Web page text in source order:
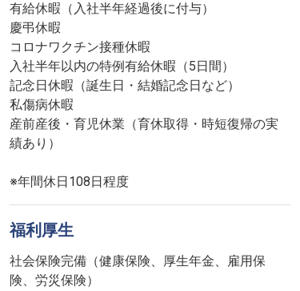
有給休暇（入社半年経過後に付与）
慶弔休暇
コロナワクチン接種休暇
入社半年以内の特例有給休暇（5日間）
記念日休暇（誕生日・結婚記念日など）
私傷病休暇
産前産後・育児休業（育休取得・時短復帰の実
績あり）
※年間休日108日程度
福利厚生
社会保険完備（健康保険、厚生年金、雇用保
険、労災保険）